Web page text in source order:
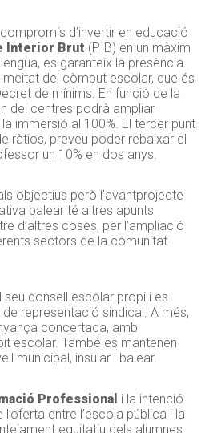
d’invertir en educació
Interior Brut (PIB) en un màxim
es garanteix la presència
del còmput escolar, que és
de mínims. En funció de la
del centres podrà ampliar
immersió al 100%. El tercer punt
ràtios, preveu poder rebaixar el
un 10% en dos anys.
objectius però l’avantprojecte
balear té altres apunts
d’altres coses, per l’ampliació
sectors de la comunitat
consell escolar propi i es
de representació sindical. A més,
concertada, amb
escolar. També es mantenen
municipal, insular i balear.
Professional i la intenció
l’oferta entre l’escola pública i la
equitatiu dels alumnes.